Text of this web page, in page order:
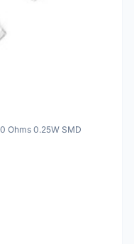
Ohms 0.25W SMD